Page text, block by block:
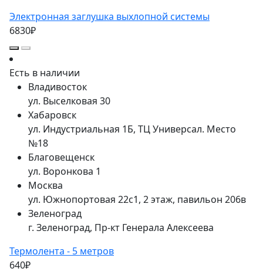
Электронная заглушка выхлопной системы
6830₽
Есть в наличии
Владивосток
ул. Выселковая 30
Хабаровск
ул. Индустриальная 1Б, ТЦ Универсал. Место
№18
Благовещенск
ул. Воронкова 1
Москва
ул. Южнопортовая 22с1, 2 этаж, павильон 206в
Зеленоград
г. Зеленоград, Пр-кт Генерала Алексеева
Термолента - 5 метров
640₽